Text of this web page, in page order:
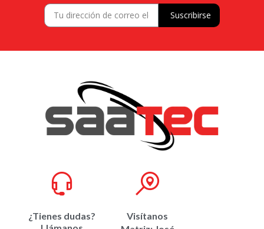
Suscribirse
¿Tienes dudas?
Visítanos